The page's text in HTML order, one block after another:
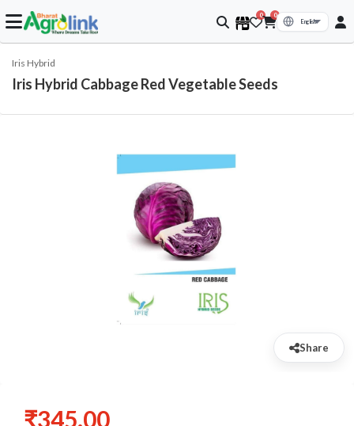
0 0
Iris Hybrid
Iris Hybrid Cabbage Red Vegetable Seeds
Share
₹345.00